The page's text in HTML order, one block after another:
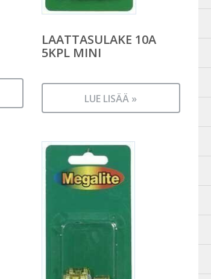
LAATTASULAKE 10A
5KPL MINI
LUE LISÄÄ »